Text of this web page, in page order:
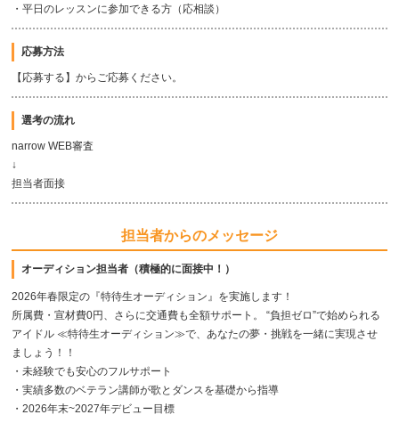
・平日のレッスンに参加できる方（応相談）
応募方法
【応募する】からご応募ください。
選考の流れ
narrow WEB審査
↓
担当者面接
担当者からのメッセージ
オーディション担当者（積極的に面接中！）
2026年春限定の『特待生オーディション』を実施します！
所属費・宣材費0円、さらに交通費も全額サポート。 “負担ゼロ”で始められる
アイドル ≪特待生オーディション≫で、あなたの夢・挑戦を一緒に実現させ
ましょう！！
・未経験でも安心のフルサポート
・実績多数のベテラン講師が歌とダンスを基礎から指導
・2026年末~2027年デビュー目標